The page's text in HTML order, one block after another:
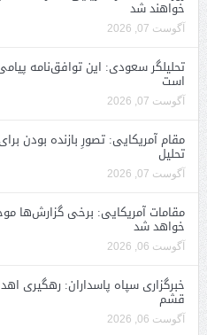
خواهند شد
آگوست 07, 2026
تحلیلگر سعودی: این توافق‌نامه پیامی
است
آگوست 07, 2026
مقام آمریکایی: تصورِ بازنده بودن
تحلیل
آگوست 07, 2026
مقامات آمریکایی: برخی گزارش‌ها
خواهد شد
آگوست 06, 2026
خبرگزاری سپاه پاسداران: رهگیری
قشم
آگوست 06, 2026